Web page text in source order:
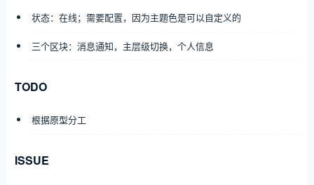
状态：在线；需要配置，因为主题色是可以自定义的
三个区块：消息通知，主层级切换，个人信息
TODO
根据原型分工
ISSUE